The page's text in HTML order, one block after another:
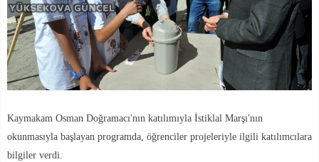
Kaymakam Osman Doğramacı'nın katılımıyla İstiklal Marşı'nın
okunmasıyla başlayan programda, öğrenciler projeleriyle ilgili katılımcılara
bilgiler verdi.